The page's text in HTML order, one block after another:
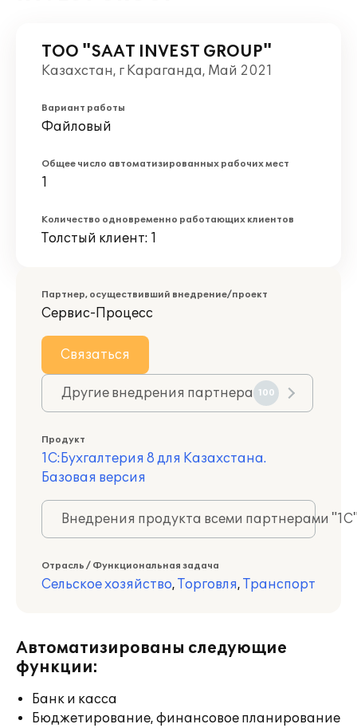
ТОО "SAAT INVEST GROUP"
Казахстан, г Караганда, Май 2021
Вариант работы
Файловый
Общее число автоматизированных рабочих мест
1
Количество одновременно работающих клиентов
Толстый клиент: 1
Партнер, осуществивший внедрение/проект
Сервис-Процесс
Связаться
Другие внедрения партнера 100
Продукт
1С:Бухгалтерия 8 для Казахстана.
Базовая версия
Внедрения продукта всеми партнерами
Отрасль / Функциональная задача
Сельское хозяйство, Торговля, Транспорт
Автоматизированы следующие
функции:
Банк и касса
Бюджетирование, финансовое планирование